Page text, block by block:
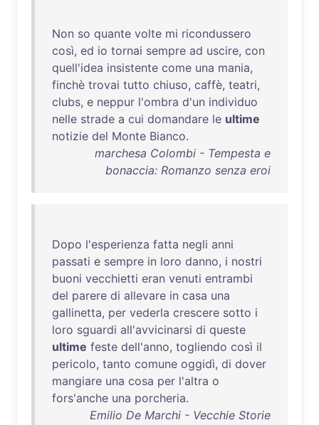
Non so quante volte mi ricondussero
così, ed io tornai sempre ad uscire, con
quell'idea insistente come una mania,
finchè trovai tutto chiuso, caffè, teatri,
clubs, e neppur l'ombra d'un individuo
nelle strade a cui domandare le ultime
notizie del Monte Bianco.
marchesa Colombi - Tempesta e
bonaccia: Romanzo senza eroi
Dopo l'esperienza fatta negli anni
passati e sempre in loro danno, i nostri
buoni vecchietti eran venuti entrambi
del parere di allevare in casa una
gallinetta, per vederla crescere sotto i
loro sguardi all'avvicinarsi di queste
ultime feste dell'anno, togliendo così il
pericolo, tanto comune oggidì, di dover
mangiare una cosa per l'altra o
fors'anche una porcheria.
Emilio De Marchi - Vecchie Storie